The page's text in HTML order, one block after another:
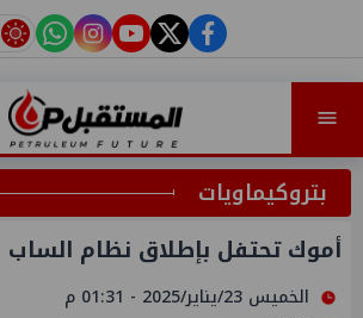
facebook
twitter
youtube
instagram
tiktok
بتروكيماويات
أموك تحتفل بإطلاق نظام الساب sap
الخميس 23/يناير/2025 - 01:31 م